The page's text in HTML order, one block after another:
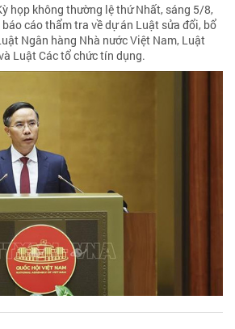
họp không thường lệ thứ Nhất, sáng 5/8,
cáo thẩm tra về dự án Luật sửa đổi, bổ
Ngân hàng Nhà nước Việt Nam, Luật
Luật Các tổ chức tín dụng.